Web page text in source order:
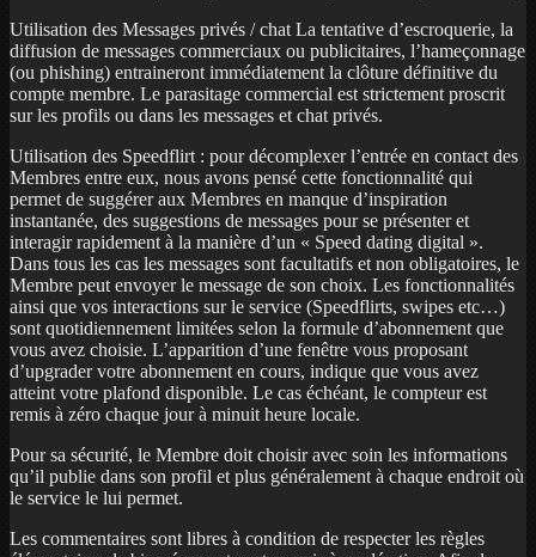
Utilisation des Messages privés / chat La tentative d’escroquerie, la
diffusion de messages commerciaux ou publicitaires, l’hameçonnage
(ou phishing) entraineront immédiatement la clôture définitive du
compte membre. Le parasitage commercial est strictement proscrit
sur les profils ou dans les messages et chat privés.
Utilisation des Speedflirt : pour décomplexer l’entrée en contact des
Membres entre eux, nous avons pensé cette fonctionnalité qui
permet de suggérer aux Membres en manque d’inspiration
instantanée, des suggestions de messages pour se présenter et
interagir rapidement à la manière d’un « Speed dating digital ».
Dans tous les cas les messages sont facultatifs et non obligatoires, le
Membre peut envoyer le message de son choix. Les fonctionnalités
ainsi que vos interactions sur le service (Speedflirts, swipes etc…)
sont quotidiennement limitées selon la formule d’abonnement que
vous avez choisie. L’apparition d’une fenêtre vous proposant
d’upgrader votre abonnement en cours, indique que vous avez
atteint votre plafond disponible. Le cas échéant, le compteur est
remis à zéro chaque jour à minuit heure locale.
Pour sa sécurité, le Membre doit choisir avec soin les informations
qu’il publie dans son profil et plus généralement à chaque endroit où
le service le lui permet.
Les commentaires sont libres à condition de respecter les règles